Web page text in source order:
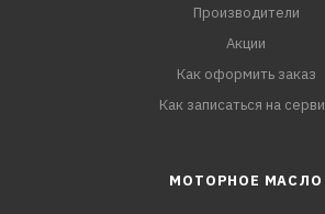
Производители
Акции
Как оформить заказ
Как записаться на
МОТОРНОЕ МАСЛО